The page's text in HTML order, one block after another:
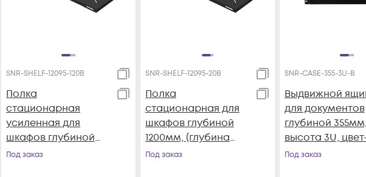
SNR-SHELF-12095-120B
Полка
стационарная
усиленная для
шкафов глубиной
1200мм, (глубина
Под заказ
SNR-SHELF-12095-20B
Полка
стационарная для
шкафов глубиной
1200мм, (глубина
полки 950мм)
Под заказ
SNR-CASE-355-3U-B
Выдвижной
для документов
глубиной
высота 3U,
черный (SNR-
Под заказ